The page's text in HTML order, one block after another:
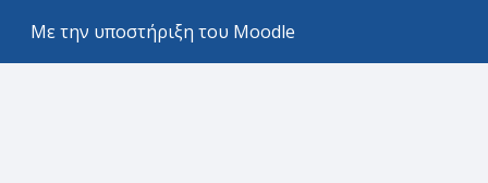
Με την υποστήριξη του Moodle